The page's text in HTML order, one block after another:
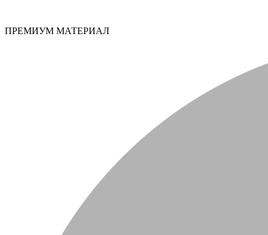
ПРЕМИУМ МАТЕРИАЛ